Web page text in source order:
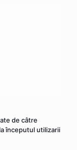
de câtre
începutul utilizarii